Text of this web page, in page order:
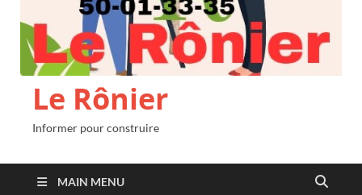
Le Rônier
Informer pour construire
MAIN MENU